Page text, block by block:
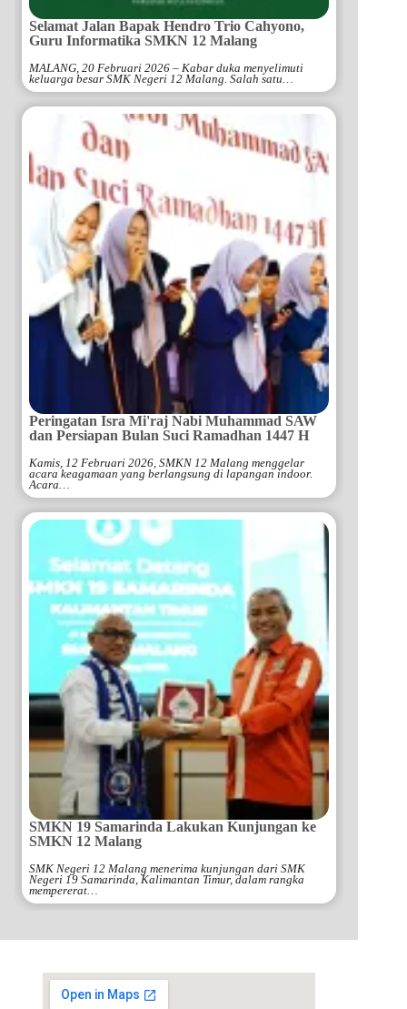
Selamat Jalan Bapak Hendro Trio Cahyono,
Guru Informatika SMKN 12 Malang
MALANG, 20 Februari 2026 – Kabar duka menyelimuti
keluarga besar SMK Negeri 12 Malang. Salah satu…
Peringatan Isra Mi'raj Nabi Muhammad SAW
dan Persiapan Bulan Suci Ramadhan 1447 H
Kamis, 12 Februari 2026, SMKN 12 Malang menggelar
acara keagamaan yang berlangsung di lapangan indoor.
Acara…
SMKN 19 Samarinda Lakukan Kunjungan ke
SMKN 12 Malang
SMK Negeri 12 Malang menerima kunjungan dari SMK
Negeri 19 Samarinda, Kalimantan Timur, dalam rangka
mempererat…